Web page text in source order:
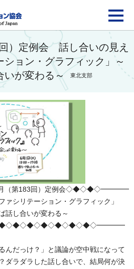
FAJ：特定非営利活動
）定例会 話し合いの見え
ション・グラフィック」～
いが変わる～
東北支部
第183回）定例会◇◆◇◆◇━━━━
シリテーション・グラフィック」
いが変わる～
んだっけ？」と議論が空中戦になって
ダラダラした話し合いで、結局何が決